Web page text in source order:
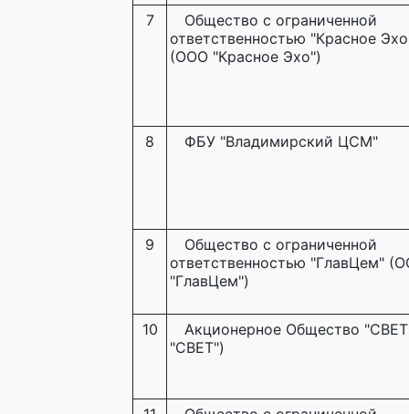
7
Общество с ограниченной
ответственностью "Красное
(ООО "Красное Эхо")
8 ФБУ "Владимирский ЦСМ"
9
Общество с ограниченной
ответственностью "ГлавЦем"
"ГлавЦем")
10
Акционерное Общество
"СВЕТ")